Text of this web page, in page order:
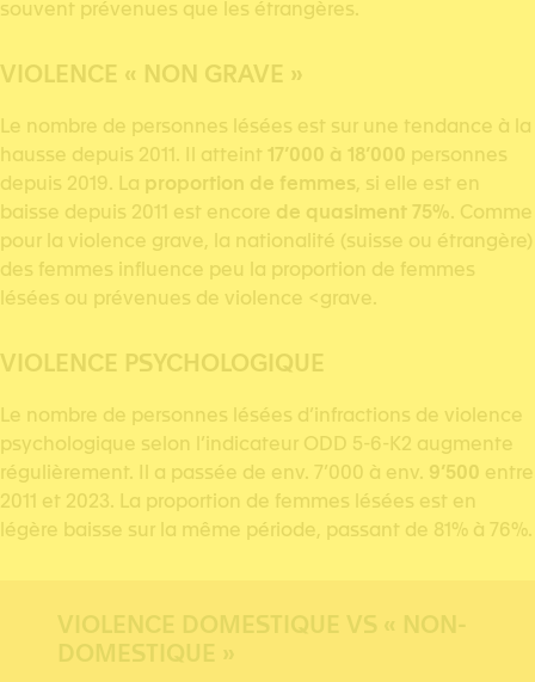
souvent prévenues que les étrangères.
VIOLENCE « NON GRAVE »
Le nombre de personnes lésées est sur une tendance à la
hausse depuis 2011. Il atteint 17’000 à 18’000 personnes
depuis 2019. La proportion de femmes, si elle est en
baisse depuis 2011 est encore de quasiment 75%. Comme
pour la violence grave, la nationalité (suisse ou étrangère)
des femmes influence peu la proportion de femmes
lésées ou prévenues de violence <grave.
VIOLENCE PSYCHOLOGIQUE
Le nombre de personnes lésées d’infractions de violence
psychologique selon l’indicateur ODD 5-6-K2 augmente
régulièrement. Il a passée de env. 7’000 à env. 9’500 entre
2011 et 2023. La proportion de femmes lésées est en
légère baisse sur la même période, passant de 81% à 76%.
VIOLENCE DOMESTIQUE VS « NON-
DOMESTIQUE »